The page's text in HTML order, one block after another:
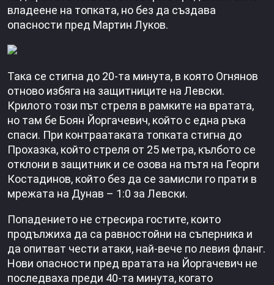
владеене на топката, но без да създава
опасности пред Мартин Луков.
Така се стигна до 20-та минута, в която Огнянов
отново избяга на защитниците на Левски.
Крилото този път стреля в рамките на вратата,
но там бе Боян Йоргачевич, който с една ръка
спаси. При контраатаката топката стигна до
Прохазка, който стреля от 25 метра, кълбото се
отклони в защитник и се озова на пътя на Георги
Костадинов, който без да се замисли го прати в
мрежата на Дунав – 1:0 за Левски.
Попадението не стресира гостите, които
продължиха да са равностойни на съперника и
да опитват чести атаки, най-вече по левия фланг.
Нови опасности пред вратата на Йоргачевич не
последваха преди 40-та минута, когато